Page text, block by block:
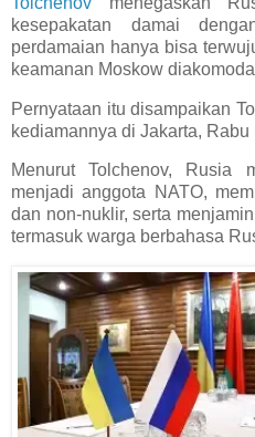
kesepakatan damai
perdamaian hanya bisa
keamanan Moskow
Pernyataan itu disampaikan
kediamannya di Jakarta, Rabu
Menurut Tolchenov, Rusia
menjadi anggota NATO,
dan non-nuklir, serta
termasuk warga berbahasa